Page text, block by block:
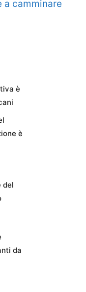
a camminare
è
è
del
da